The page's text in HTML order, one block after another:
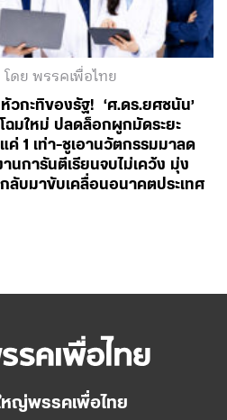
โดย พรรคเพื่อไทย
กะทิของรัฐ! ‘ศ.ดร.ยศชนัน’
มใหม่ ปลดล็อกผูกมัดระยะ
ค่ 1 เท่า-ชูเอานวัตกรรมมาลด
นการันตีเรียนจบไม่เคว้ง มุ่ง
ลับมาขับเคลื่อนอนาคตประเทศ
ญ่พรรคเพื่อไทย